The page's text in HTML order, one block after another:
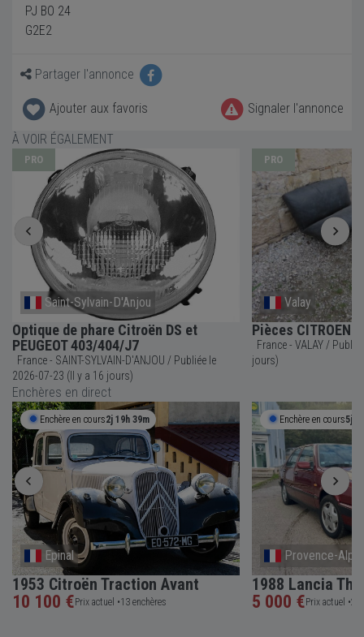
PJ BO 24
G2E2
Partager l'annonce
Ajouter aux favoris
Signaler l'annonce
À VOIR ÉGALEMENT
PRO
Saint-Sylvain-D'Anjou
Optique de phare Citroën DS et
PEUGEOT 403/404/J7
France - SAINT-SYLVAIN-D'ANJOU / Publiée le
2026-07-23 (Il y a 16 jours)
PRO
Valay
Pièces CITROEN
France - VALAY / Publiée le 2026-07-23 (Il y a 16
jours)
Enchères en direct
Enchère en cours2j 19h 39m
Epinal
1953 Citroën Traction Avant
10 100 € Prix actuel •13 enchères
Enchère en cours5j
Provence-
1988 Lancia
5 000 € Prix actuel •2